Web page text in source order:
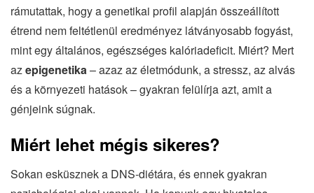
rámutattak, hogy a genetikai profil alapján összeállított
étrend nem feltétlenül eredményez látványosabb fogyást,
mint egy általános, egészséges kalóriadeficit. Miért? Mert
azepigenetika– azaz az életmódunk, a stressz, az alvás
és a környezeti hatások – gyakran felülírja azt, amit a
génjeink súgnak.
Miért lehet mégis sikeres?
Sokan esküsznek a DNS-diétára, és ennek gyakran